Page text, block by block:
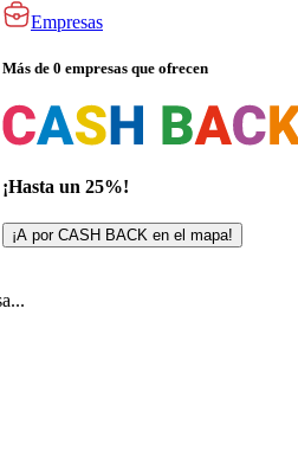
Empresas
Más de 0 empresas que ofrecen
¡Hasta un 25%!
¡A por CASH BACK en el mapa!